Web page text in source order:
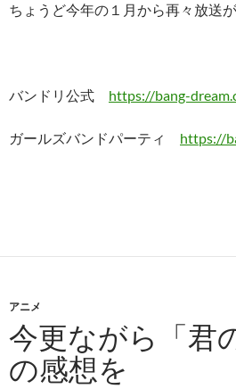
ちょうど今年の１月から再々放送
バンドリ公式 https://bang-
ガールズバンドパーティ https://
アニメ
今更ながら「君
の感想を